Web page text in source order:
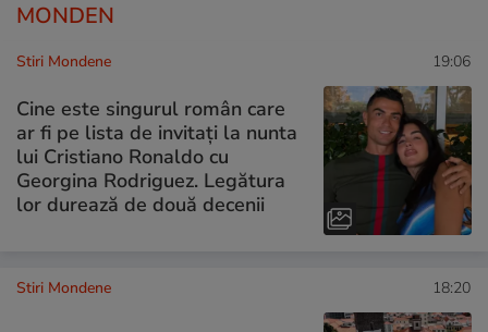
MONDEN
Stiri Mondene 19:06
Cine este singurul român care
ar fi pe lista de invitați la nunta
lui Cristiano Ronaldo cu
Georgina Rodriguez. Legătura
lor durează de două decenii
Stiri Mondene 18:20